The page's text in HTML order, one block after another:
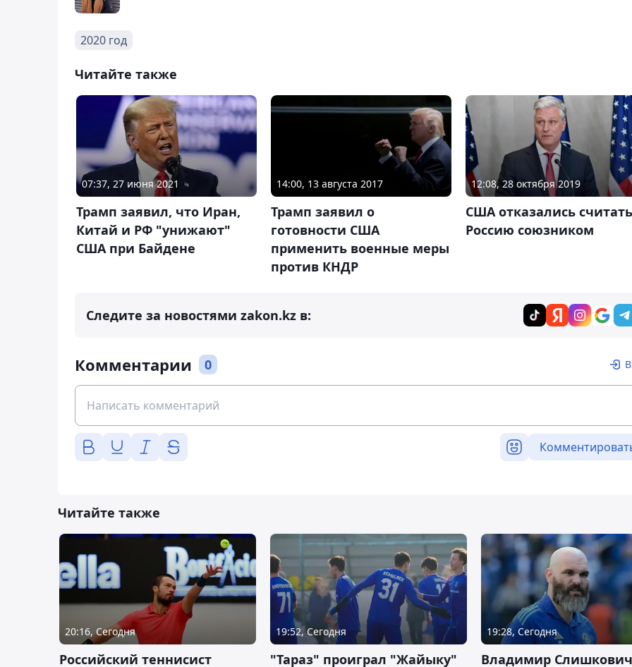
2020 год
Читайте также
07:37, 27 июня 2021
Трамп заявил, что Иран,
Китай и РФ "унижают"
США при Байдене
14:00, 13 августа 2017
Трамп заявил о
готовности США
применить военные меры
против КНДР‍
12:08, 28 октября 2019
США отказались считать
Россию союзником
Следите за новостями zakon.kz в:
Комментарии 0
Читайте также
20:16, Сегодня
Российский теннисист
19:52, Сегодня
"Тараз" проиграл "Жайыку"
19:28, Сегодня
Владимир Слишкович